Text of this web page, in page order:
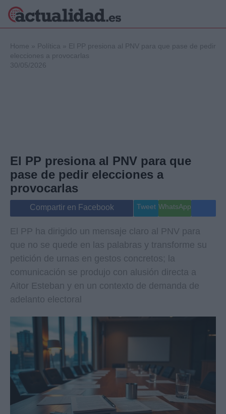
Internacional
Viajes
Gente
Musica
Home » Política » El PP presiona al PNV para que pase de pedir
elecciones a provocarlas
30/05/2026
El PP presiona al PNV para que
pase de pedir elecciones a
provocarlas
Compartir en Facebook Tweet WhatsApp
El PP ha dirigido un mensaje claro al PNV para
que no se quede en las palabras y transforme su
petición de urnas en gestos concretos; la
comunicación se produjo con alusión directa a
Aitor Esteban y en un contexto de demanda de
adelanto electoral